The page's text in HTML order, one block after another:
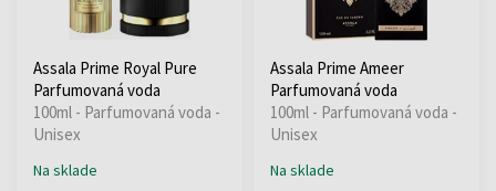
Assala Prime Royal Pure
Parfumovaná voda
100ml - Parfumovaná voda -
Unisex
Na sklade
Assala Prime Ameer
Parfumovaná voda
100ml - Parfumovaná voda -
Unisex
Na sklade